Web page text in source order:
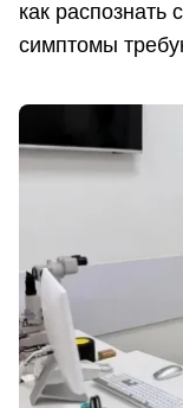
как распознать
симптомы